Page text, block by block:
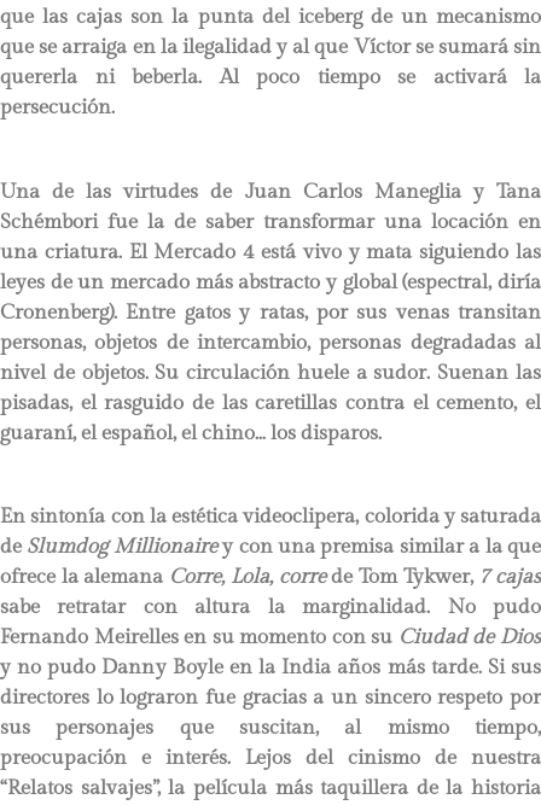
que las cajas son la punta del iceberg de un mecanismo
que se arraiga en la ilegalidad y al que Víctor se sumará sin
quererla ni beberla. Al poco tiempo se activará la
persecución.
Una de las virtudes de Juan Carlos Maneglia y Tana
Schémbori fue la de saber transformar una locación en
una criatura. El Mercado 4 está vivo y mata siguiendo las
leyes de un mercado más abstracto y global (espectral, diría
Cronenberg). Entre gatos y ratas, por sus venas transitan
personas, objetos de intercambio, personas degradadas al
nivel de objetos. Su circulación huele a sudor. Suenan las
pisadas, el rasguido de las caretillas contra el cemento, el
guaraní, el español, el chino… los disparos.
En sintonía con la estética videoclipera, colorida y saturada
de Slumdog Millionairey con una premisa similar a la que
ofrece la alemana Corre, Lola, correde Tom Tykwer, 7 cajas
sabe retratar con altura la marginalidad. No pudo
Fernando Meirelles en su momento con su Ciudad de Dios
y no pudo Danny Boyle en la India años más tarde. Si sus
directores lo lograron fue gracias a un sincero respeto por
sus personajes que suscitan, al mismo tiempo,
preocupación e interés. Lejos del cinismo de nuestra
“Relatos salvajes”, la película más taquillera de la historia